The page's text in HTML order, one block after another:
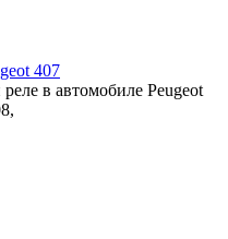
407
в автомобиле Peugeot